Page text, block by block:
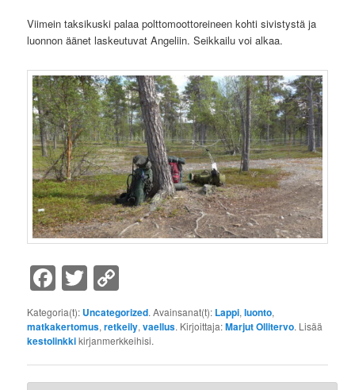
Viimein taksikuski palaa polttomoottoreineen kohti sivistystä ja
luonnon äänet laskeutuvat Angeliin. Seikkailu voi alkaa.
Facebook
Twitter
Link
Kategoria(t): Uncategorized. Avainsanat(t): Lappi,luonto,
matkakertomus,retkeily,vaellus. Kirjoittaja:Marjut Ollitervo. Lisää
kestolinkkikirjanmerkkeihisi.